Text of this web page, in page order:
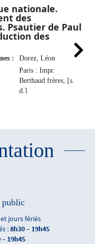
nationale.
des
Psautier de Paul
des
:
Dorez, Léon
Paris : Impr.
Berthaud frères, [s.
d.]
public
jours fériés
:8h30 – 19h45
– 19h45